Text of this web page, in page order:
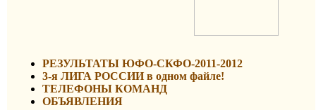
РЕЗУЛЬТАТЫ ЮФО-СКФО-2011-2012
3-я ЛИГА РОССИИ в одном файле!
ТЕЛЕФОНЫ КОМАНД
ОБЪЯВЛЕНИЯ